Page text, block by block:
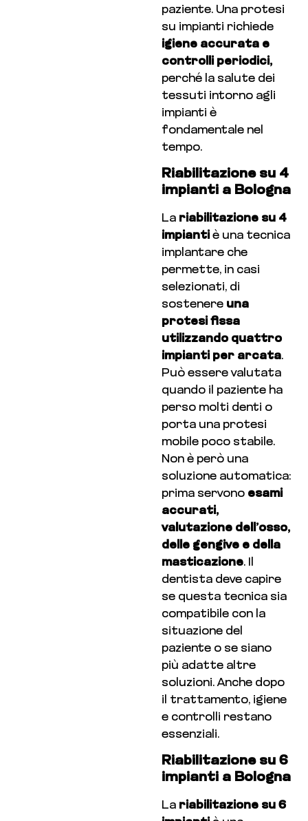
paziente. Una protesi
su impianti richiede
igiene accurata e
controlli periodici,
perché la salute dei
tessuti intorno agli
impianti è
fondamentale nel
tempo.
Riabilitazione su 4
impianti a Bologna
La riabilitazione su 4
impiantiè una tecnica
implantare che
permette, in casi
selezionati, di
sostenere una
protesi fissa
utilizzando quattro
impianti per arcata.
Può essere valutata
quando il paziente ha
perso molti denti o
porta una protesi
mobile poco stabile.
Non è però una
soluzione automatica:
prima servono esami
accurati,
valutazione dell’osso,
delle gengive e della
masticazione. Il
dentista deve capire
se questa tecnica sia
compatibile con la
situazione del
paziente o se siano
più adatte altre
soluzioni. Anche dopo
il trattamento, igiene
e controlli restano
essenziali.
Riabilitazione su 6
impianti a Bologna
La riabilitazione su 6